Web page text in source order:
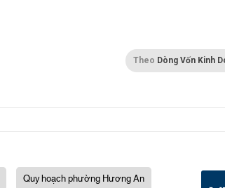
Theo Dòng Vốn Kinh
Quy hoạch phường Hương An